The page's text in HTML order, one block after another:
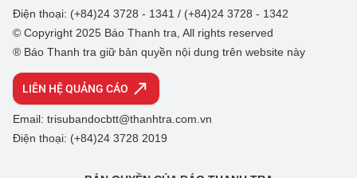
Điện thoại: (+84)24 3728 - 1341 / (+84)24 3728 - 1342
© Copyright 2025 Báo Thanh tra, All rights reserved
® Báo Thanh tra giữ bản quyền nội dung trên website này
LIÊN HỆ QUẢNG CÁO
Email: trisubandocbtt@thanhtra.com.vn
Điện thoại: (+84)24 3728 2019